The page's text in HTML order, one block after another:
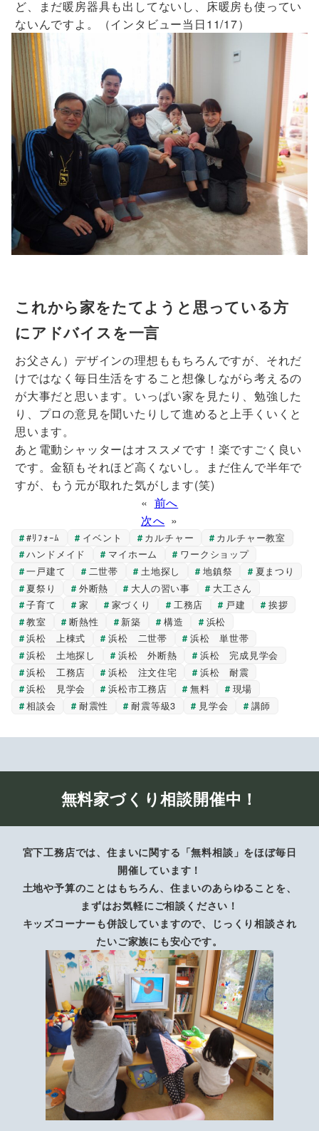
ど、まだ暖房器具も出してないし、床暖房も使ってい
ないんですよ。（インタビュー当日11/17）
これから家をたてようと思っている方
にアドバイスを一言
お父さん）デザインの理想ももちろんですが、それだ
けではなく毎日生活をすること想像しながら考えるの
が大事だと思います。いっぱい家を見たり、勉強した
り、プロの意見を聞いたりして進めると上手くいくと
思います。
あと電動シャッターはオススメです！楽ですごく良い
です。金額もそれほど高くないし。まだ住んで半年で
すが、もう元が取れた気がします(笑)
« 前へ
次へ »
#ﾘﾌｫｰﾑ イベント カルチャー
カルチャー教室
ハンドメイド
マイホーム
ワークショップ
一戸建て
二世帯 土地探し 地鎮祭
夏まつり
夏祭り
外断熱 大人の習い事
大工さん
子育て
家 家づくり 工務店 戸建
挨拶
教室
断熱性 新築 構造
浜松
浜松 上棟式
浜松 二世帯
浜松 単世帯
浜松 土地探し
浜松 外断熱
浜松 完成見学会
浜松 工務店
浜松 注文住宅
浜松 耐震
浜松 見学会
浜松市工務店 無料
現場
相談会
耐震性 耐震等級3 見学会 講師
無料家づくり相談開催中！
宮下工務店では、住まいに関する「無料相談」をほぼ毎日
開催しています！
土地や予算のことはもちろん、住まいのあらゆることを、
まずはお気軽にご相談ください！
キッズコーナーも併設していますので、じっくり相談され
たいご家族にも安心です。